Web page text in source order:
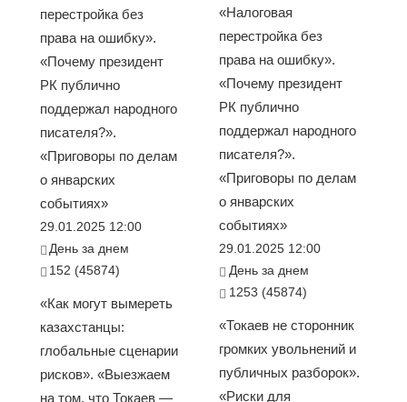
перестройка без
права на ошибку».
«Почему президент
РК публично
поддержал народного
писателя?».
«Приговоры по делам
о январских
событиях»
29.01.2025 12:00
День за днем
152 (45874)
«Как могут вымереть
казахстанцы:
глобальные сценарии
рисков». «Выезжаем
на том, что Токаев —
«Налоговая
перестройка без
права на ошибку».
«Почему президент
РК публично
поддержал народного
писателя?».
«Приговоры по делам
о январских
событиях»
29.01.2025 12:00
День за днем
1253 (45874)
«Токаев не сторонник
громких увольнений и
публичных разборок».
«Риски для